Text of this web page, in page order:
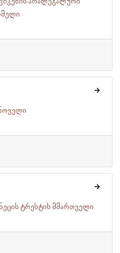
ტრესტის მმართველი